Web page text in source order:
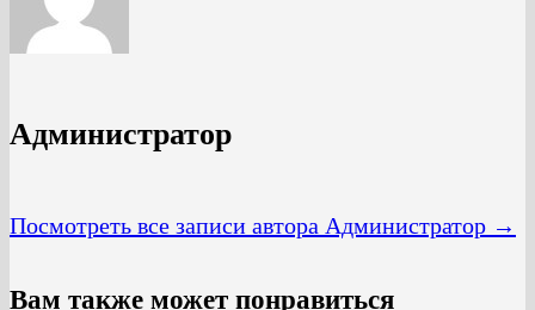
Администратор
Посмотреть все записи автора Администратор →
Вам также может понравиться